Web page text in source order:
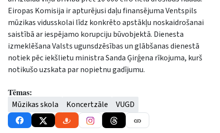
Eiropas Komisija ir apturējusi daļu finansējuma Ventspils
mūzikas vidusskolai līdz konkrēto apstākļu noskaidrošanai
saistībā ar iespējamo korupciju būvobjektā. Dienesta
izmeklēšana Valsts ugunsdzēsības un glābšanas dienestā
notiek pēc iekšlietu ministra Sanda Ģirģena rīkojuma, kurš
notikušo uzskata par nopietnu gadījumu.
Tēmas:
Mūzikas skola Koncertzāle VUGD